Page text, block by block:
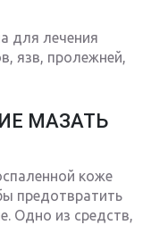
для лечения
язв, пролежней,
МАЗАТЬ
коже
предотвратить
Одно из средств,